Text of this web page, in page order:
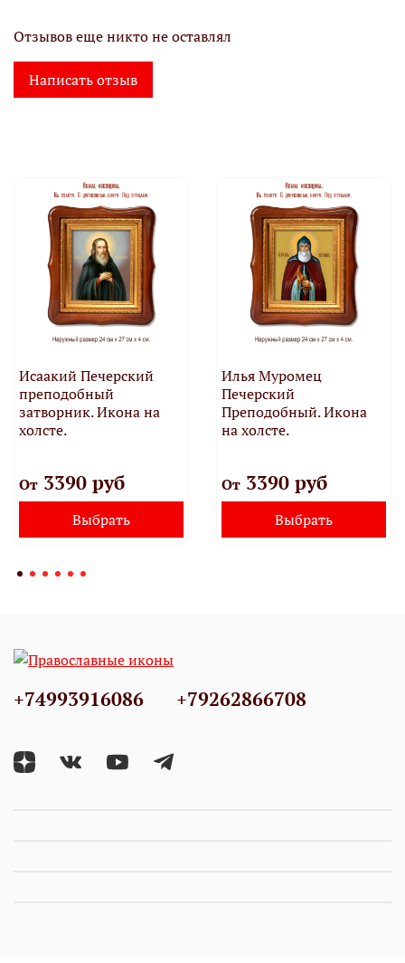
Отзывов еще никто не оставлял
Написать отзыв
Исаакий Печерский
преподобный
затворник. Икона на
холсте.
От3390 руб
Выбрать
Илья Муромец
Печерский
Преподобный. Икона
на холсте.
От3390 руб
Выбрать
+74993916086 +79262866708